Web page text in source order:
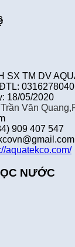
SX TM DV
18/05/2020
Văn
909 407 547
aquatekco.com/
NƯỚC